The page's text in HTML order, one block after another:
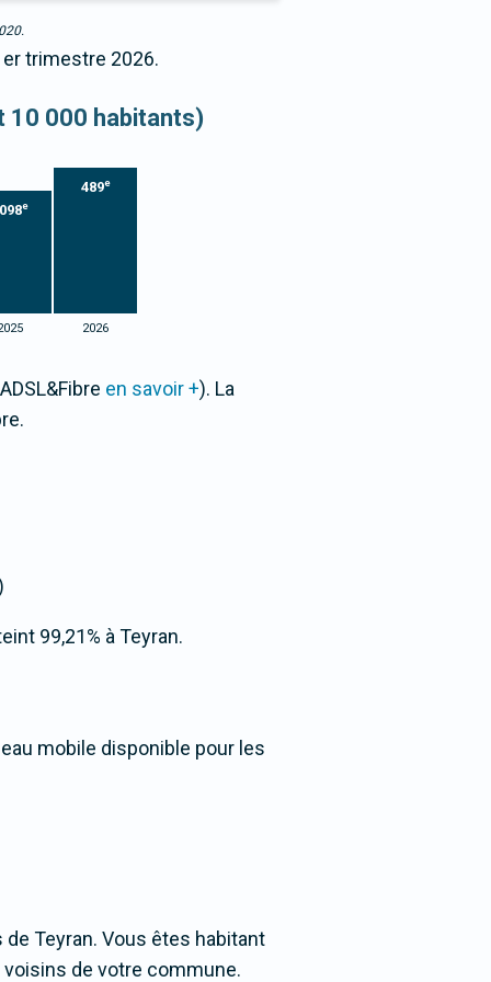
trimestre 2026.
10 000 habitants)
e
489e
2026
en savoir +). La
99,21% à Teyran.
mobile disponible pour les
Teyran. Vous êtes habitant
de votre commune.